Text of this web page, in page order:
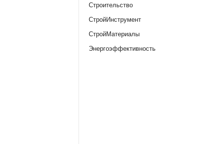
Строительство
СтройИнструмент
СтройМатериалы
Энергоэффективность